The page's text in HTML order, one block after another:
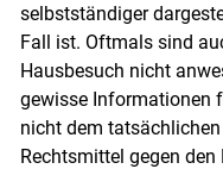
selbstständiger
Fall ist. Oftmals sind
Hausbesuch nicht
gewisse Informationen
nicht dem
Rechtsmittel gegen